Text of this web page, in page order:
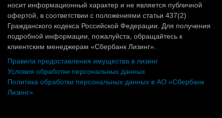
носит информационный характер и не является публичной
офертой, в соответствии с положениями статьи 437(2)
Гражданского кодекса Российской Федерации. Для получения
подробной информации, пожалуйста, обращайтесь к
клиентским менеджерам «Сбербанк Лизинг».
Правила предоставления имущества в лизинг
Условия обработки персональных данных
Политика обработки персональных данных в АО «Сбербанк
Лизинг»